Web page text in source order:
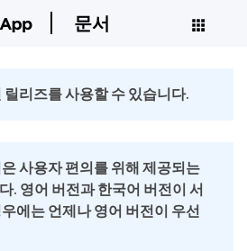
문서
릴리즈를 사용할 수 있습니다.
사용자 편의를 위해 제공되는
. 영어 버전과 한국어 버전이 서
에는 언제나 영어 버전이 우선